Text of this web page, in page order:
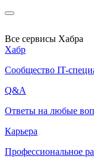
Все сервисы Хабра
Хабр
Сообщество IT-
Q&A
Ответы на любые
Карьера
Профессиональное